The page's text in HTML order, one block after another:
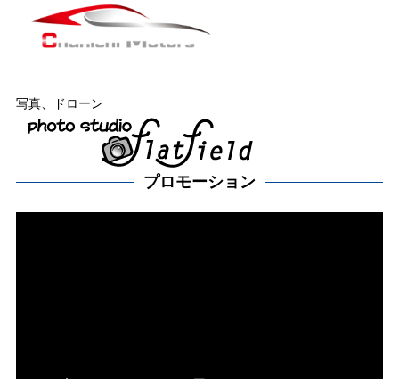
写真、ドローン
プロモーション